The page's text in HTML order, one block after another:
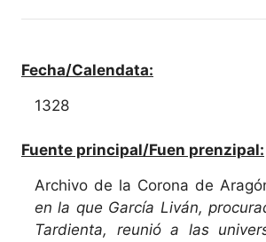
Fecha/Calendata:
1328
Fuente principal/Fuen prenzipal:
Archivo de la Corona de
en la que García Liván,
Tardienta, reunió a las